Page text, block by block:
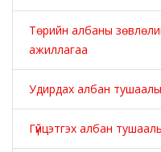
Төрийн албаны
ажиллагаа
Удирдах албан
Гүйцэтгэх албан